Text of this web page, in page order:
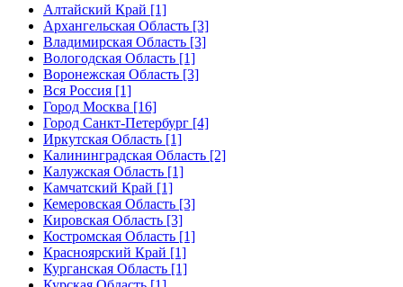
Алтайский Край [1]
Архангельская Область [3]
Владимирская Область [3]
Вологодская Область [1]
Воронежская Область [3]
Вся Россия [1]
Город Москва [16]
Город Санкт-Петербург [4]
Иркутская Область [1]
Калининградская Область [2]
Калужская Область [1]
Камчатский Край [1]
Кемеровская Область [3]
Кировская Область [3]
Костромская Область [1]
Красноярский Край [1]
Курганская Область [1]